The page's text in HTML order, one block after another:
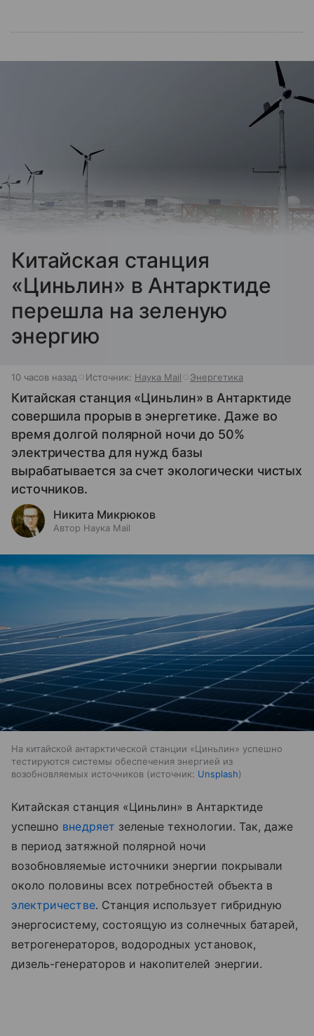
Китайская станция
«Циньлин» в Антарктиде
перешла на зеленую
энергию
10 часов назад Источник: Наука Mail Энергетика
Китайская станция «Циньлин» в Антарктиде
совершила прорыв в энергетике. Даже во
время долгой полярной ночи до 50%
электричества для нужд базы
вырабатывается за счет экологически чистых
источников.
Никита Микрюков
Автор Наука Mail
На китайской антарктической станции «Циньлин» успешно
тестируются системы обеспечения энергией из
возобновляемых источников
источник: Unsplash
Китайская станция «Циньлин» в Антарктиде
успешно внедряет зеленые технологии. Так, даже
в период затяжной полярной ночи
возобновляемые источники энергии покрывали
около половины всех потребностей объекта в
электричестве. Станция использует гибридную
энергосистему, состоящую из солнечных батарей,
ветрогенераторов, водородных установок,
дизель-генераторов и накопителей энергии.